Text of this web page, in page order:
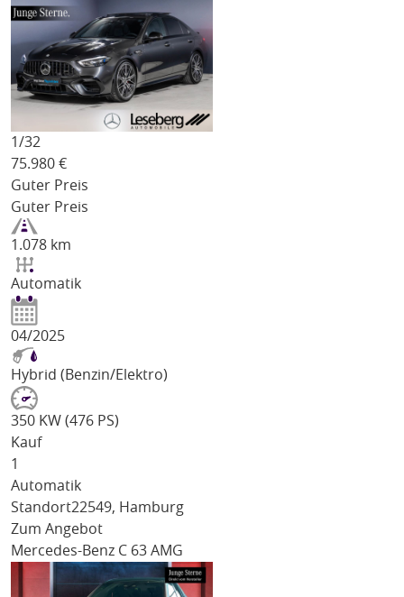
1/32
75.980 €
Guter Preis
Guter Preis
1.078 km
Automatik
04/2025
Hybrid (Benzin/Elektro)
350 KW (476 PS)
Kauf
1
Automatik
Standort22549, Hamburg
Zum Angebot
Mercedes-Benz C 63 AMG